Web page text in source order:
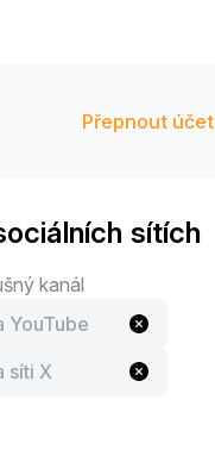
Přepnout účet
sítích
kanál